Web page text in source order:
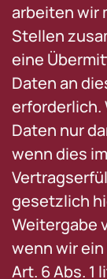
arbeiten wir
Stellen
eine
Daten an
erforderlich.
Daten nur
wenn dies
gesetzlich
Weitergabe
wenn wir
Art. 6 Abs. 1